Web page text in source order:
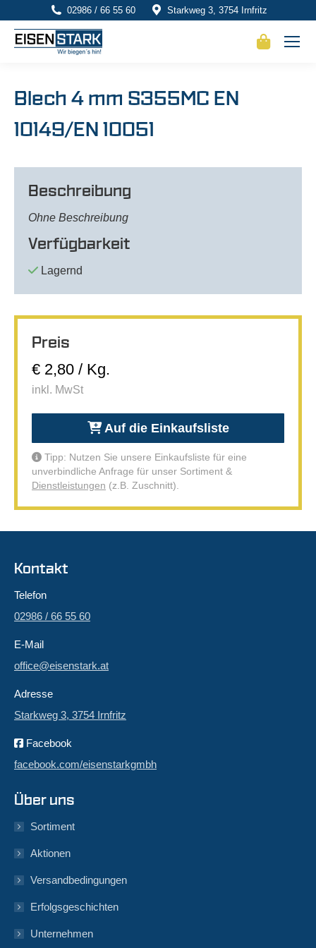
02986 / 66 55 60 Starkweg 3, 3754 Irnfritz
Blech 4 mm S355MC EN
10149/EN 10051
Beschreibung
Ohne Beschreibung
Verfügbarkeit
Lagernd
Preis
€ 2,80 / Kg.
inkl. MwSt
Auf die Einkaufsliste
Tipp: Nutzen Sie unsere Einkaufsliste für eine
unverbindliche Anfrage für unser Sortiment &
Dienstleistungen (z.B. Zuschnitt).
Kontakt
Telefon
02986 / 66 55 60
E-Mail
office@eisenstark.at
Adresse
Starkweg 3, 3754 Irnfritz
Facebook
facebook.com/eisenstarkgmbh
Über uns
Sortiment
Aktionen
Versandbedingungen
Erfolgsgeschichten
Unternehmen